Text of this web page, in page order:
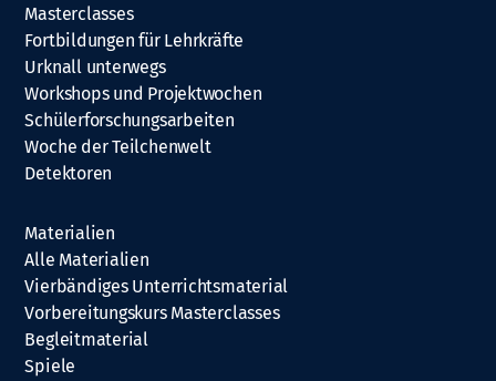
Masterclasses
Fortbildungen für Lehrkräfte
Urknall unterwegs
Workshops und Projektwochen
Schülerforschungsarbeiten
Woche der Teilchenwelt
Detektoren
Materialien
Alle Materialien
Vierbändiges Unterrichtsmaterial
Vorbereitungskurs Masterclasses
Begleitmaterial
Spiele